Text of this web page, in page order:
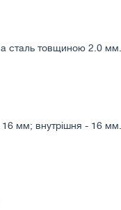
сталь товщиною 2.0 мм.
мм; внутрішня - 16 мм.
Standart.